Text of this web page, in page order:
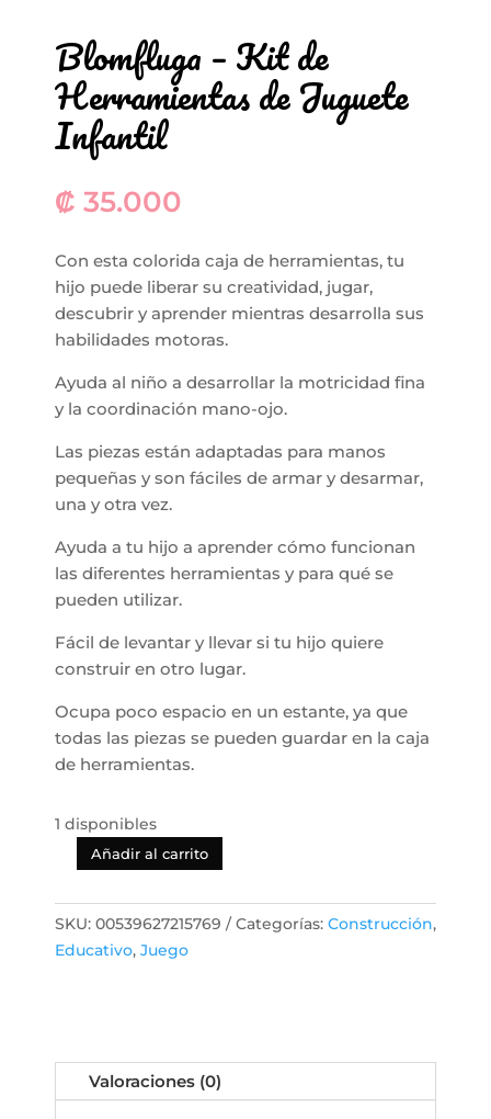
Blomfluga – Kit de
Herramientas de Juguete
Infantil
₡ 35.000
Con esta colorida caja de herramientas, tu
hijo puede liberar su creatividad, jugar,
descubrir y aprender mientras desarrolla sus
habilidades motoras.
Ayuda al niño a desarrollar la motricidad fina
y la coordinación mano-ojo.
Las piezas están adaptadas para manos
pequeñas y son fáciles de armar y desarmar,
una y otra vez.
Ayuda a tu hijo a aprender cómo funcionan
las diferentes herramientas y para qué se
pueden utilizar.
Fácil de levantar y llevar si tu hijo quiere
construir en otro lugar.
Ocupa poco espacio en un estante, ya que
todas las piezas se pueden guardar en la caja
de herramientas.
1 disponibles
Blomfluga
Kit
de
cantidad
Añadir al carrito
SKU: 00539627215769 Categorías: Construcción,
Educativo, Juego
Valoraciones (0)